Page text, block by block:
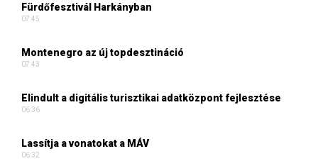
Fürdőfesztivál Harkányban
07:45
Montenegro az új topdesztináció
07:43
Elindult a digitális turisztikai adatközpont fejlesztése
06:36
Lassítja a vonatokat a MÁV
06:32